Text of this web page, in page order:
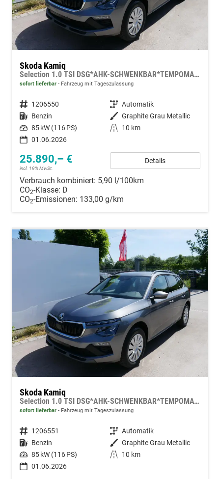
Skoda Kamiq
Selection 1.0 TSI DSG*AHK-SCHWENKBAR*TEMPOMAT*PDC-HINTEN*KEYLESS-GO*SHZ*
sofort lieferbar Fahrzeug mit Tageszulassung
Fahrzeugnummer 1206550 Getriebe Automatik
Kraftstoff Benzin Außenfarbe Graphite Grau Metallic
Leistung 85 kW (116 PS) Kilometerstand
10 km
01.06.2026
25.890,– €
incl. 19% MwSt.
Details
Verbrauch kombiniert: 5,90 l/100km
CO2-Klasse: D
CO2-Emissionen: 133,00 g/km
Skoda Kamiq
Selection 1.0 TSI DSG*AHK-SCHWENKBAR*TEMPOMAT*PDC-HINTEN*KEYLESS-GO*SHZ*
sofort lieferbar Fahrzeug mit Tageszulassung
Fahrzeugnummer 1206551 Getriebe Automatik
Kraftstoff Benzin Außenfarbe Graphite Grau Metallic
Leistung 85 kW (116 PS) Kilometerstand
10 km
01.06.2026